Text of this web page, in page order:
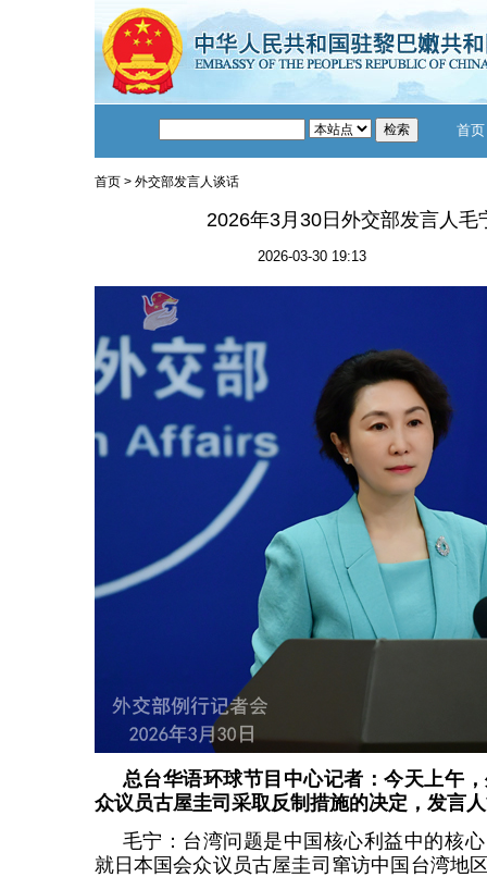
首页
首页> 外交部发言人谈话
2026年3月30日外交部发言人毛
2026-03-30 19:13
总台华语环球节目中心记者：今天上午
众议员古屋圭司采取反制措施的决定，发言
毛宁：台湾问题是中国核心利益中的核
就日本国会众议员古屋圭司窜访中国台湾地